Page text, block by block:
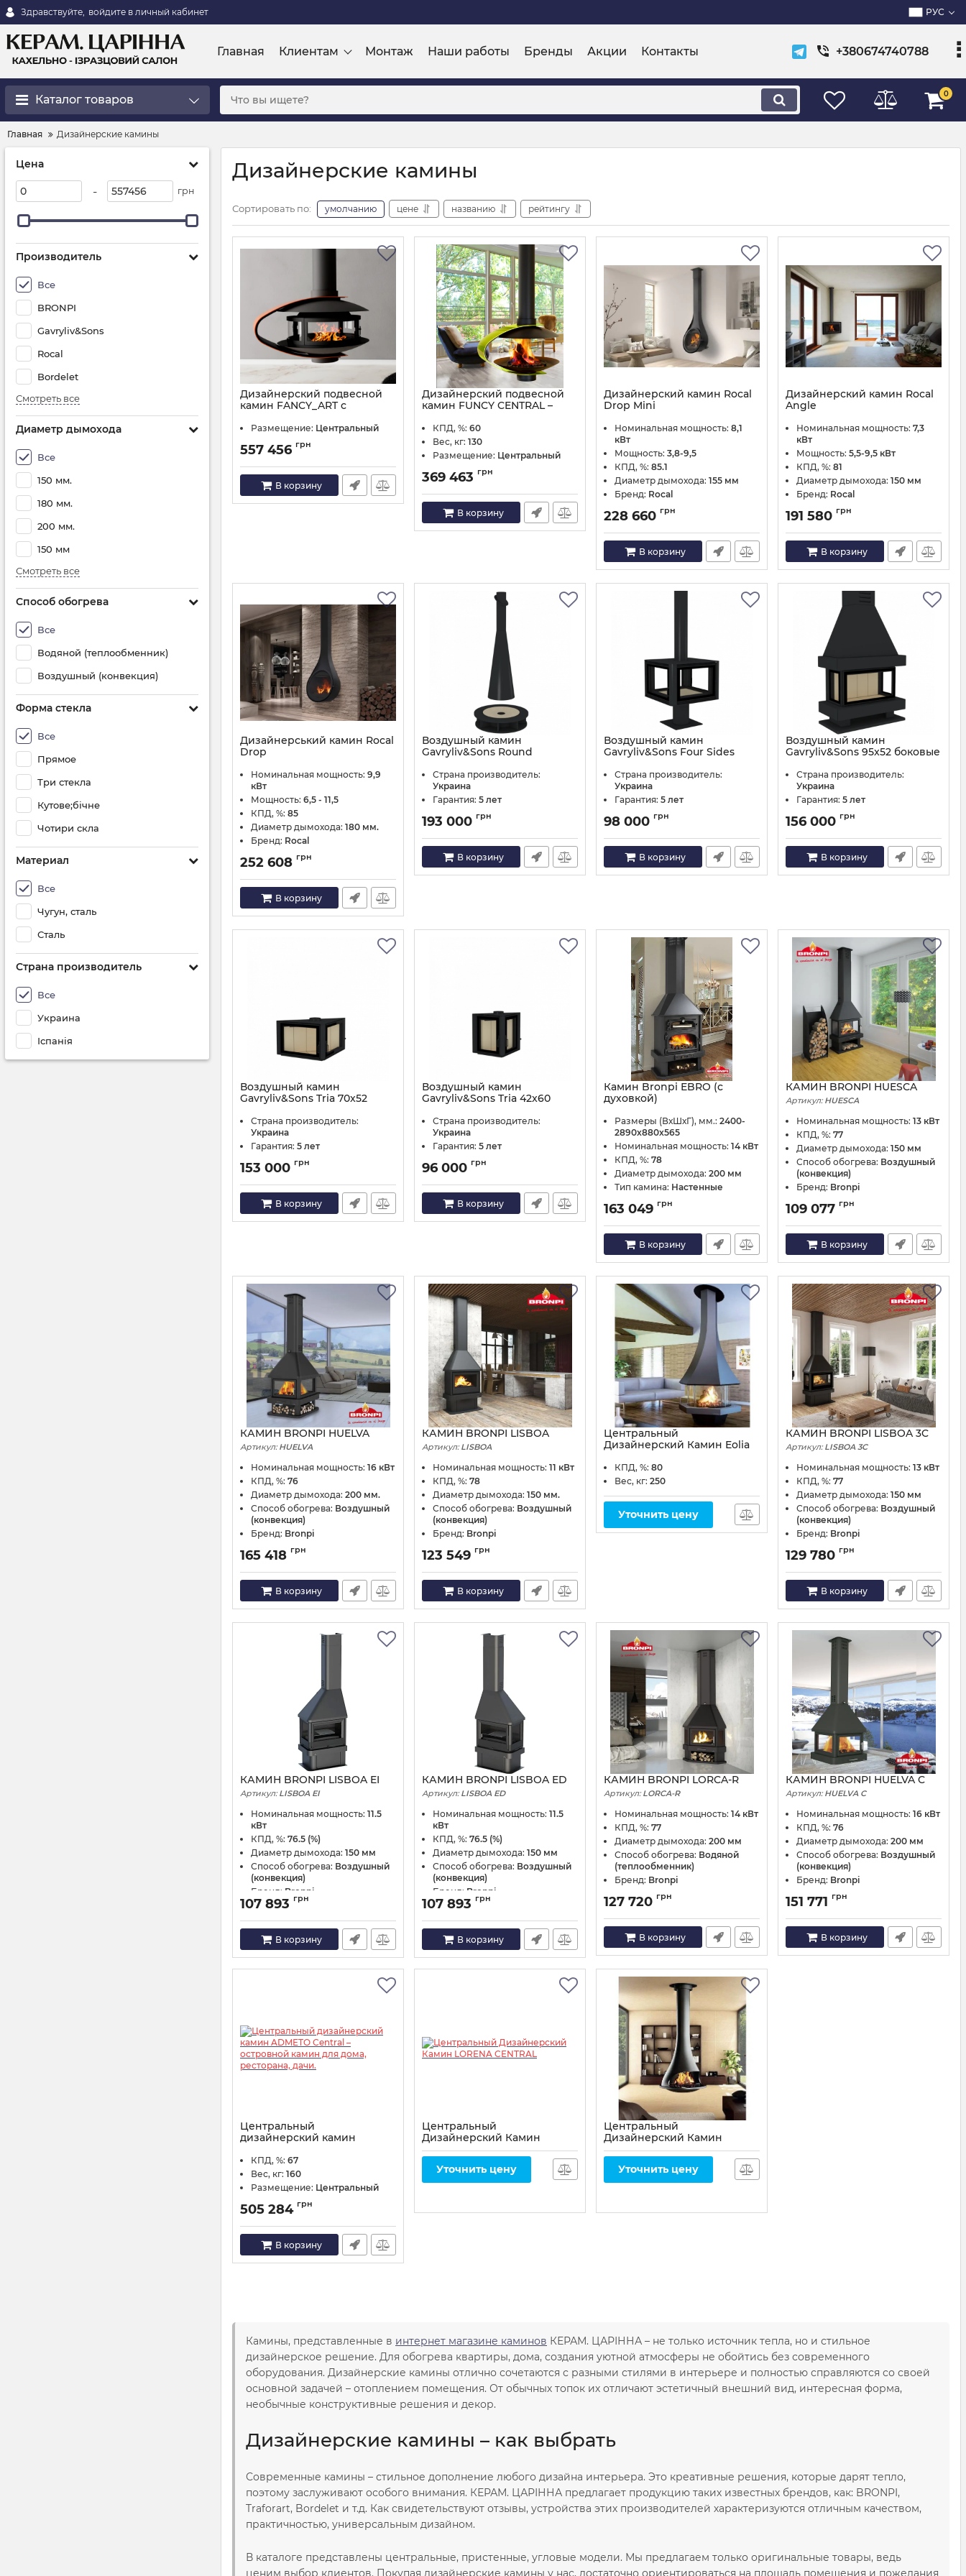
Здравствуйте, войдите в личный кабинет РУС
Главная Клиентам Монтаж Наши работы Бренды Акции Контакты +380674740788
Каталог товаров 0
Главная Дизайнерские камины
Цена
- грн
Производитель
Все
BRONPI
Gavryliv&Sons
Rocal
Bordelet
Смотреть все
Диаметр дымохода
Все
150 мм.
180 мм.
200 мм.
150 мм
Смотреть все
Способ обогрева
Все
Водяной (теплообменник)
Воздушный (конвекция)
Форма стекла
Все
Прямое
Три стекла
Кутове;бічне
Чотири скла
Материал
Все
Чугун, сталь
Сталь
Страна производитель
Все
Украина
Іспанія
Дизайнерские камины
Сортировать по: умолчанию цене названию рейтингу
Дизайнерский подвесной
камин FANCY_ART с
Артикул: Q-321/2000
Размещение: Центральный
557 456 грн
В корзину
Дизайнерский подвесной
камин FUNCY CENTRAL –
типа
Артикул: Q-320/2000
КПД, %: 60
Вес, кг: 130
Размещение: Центральный
369 463 грн
В корзину
Дизайнерский камин Rocal
Drop Mini
Номинальная мощность: 8,1
кВт
Мощность: 3,8-9,5
КПД, %: 85.1
Диаметр дымохода: 155 мм
Бренд: Rocal
228 660 грн
В корзину
Дизайнерский камин Rocal
Angle
Номинальная мощность: 7,3
кВт
Мощность: 5,5-9,5 кВт
КПД, %: 81
Диаметр дымохода: 150 мм
Бренд: Rocal
191 580 грн
В корзину
Дизайнерський камин Rocal
Drop
Номинальная мощность: 9,9
кВт
Мощность: 6,5 - 11,5
КПД, %: 85
Диаметр дымохода: 180 мм.
Бренд: Rocal
252 608 грн
В корзину
Воздушный камин
Gavryliv&Sons Round
Страна производитель:
Украина
Гарантия: 5 лет
193 000 грн
В корзину
Воздушный камин
Gavryliv&Sons Four Sides
Артикул: 70x52x4
Страна производитель:
Украина
Гарантия: 5 лет
98 000 грн
В корзину
Воздушный камин
Gavryliv&Sons 95x52 боковые
Артикул: 95x52+37x52
Страна производитель:
Украина
Гарантия: 5 лет
156 000 грн
В корзину
Воздушный камин
Gavryliv&Sons Tria 70x52
Страна производитель:
Украина
Гарантия: 5 лет
153 000 грн
В корзину
Воздушный камин
Gavryliv&Sons Tria 42x60
Страна производитель:
Украина
Гарантия: 5 лет
96 000 грн
В корзину
Камин Bronpi EBRO (с
духовкой)
Размеры (ВхШхГ), мм.: 2400-
2890х880х565
Номинальная мощность: 14 кВт
КПД, %: 78
Диаметр дымохода: 200 мм
Тип камина: Настенные
163 049 грн
В корзину
КАМИН BRONPI HUESCA
Артикул: HUESCA
Номинальная мощность: 13 кВт
КПД, %: 77
Диаметр дымохода: 150 мм
Способ обогрева: Воздушный
(конвекция)
Бренд: Bronpi
109 077 грн
В корзину
КАМИН BRONPI HUELVA
Артикул: HUELVA
Номинальная мощность: 16 кВт
КПД, %: 76
Диаметр дымохода: 200 мм.
Способ обогрева: Воздушный
(конвекция)
Бренд: Bronpi
165 418 грн
В корзину
КАМИН BRONPI LISBOA
Артикул: LISBOA
Номинальная мощность: 11 кВт
КПД, %: 78
Диаметр дымохода: 150 мм.
Способ обогрева: Воздушный
(конвекция)
Бренд: Bronpi
123 549 грн
В корзину
Центральный
Дизайнерский Камин Eolia
Артикул: 374-1
КПД, %: 80
Вес, кг: 250
Уточнить цену
КАМИН BRONPI LISBOA 3C
Артикул: LISBOA 3C
Номинальная мощность: 13 кВт
КПД, %: 77
Диаметр дымохода: 150 мм
Способ обогрева: Воздушный
(конвекция)
Бренд: Bronpi
129 780 грн
В корзину
КАМИН BRONPI LISBOA EI
Артикул: LISBOA EI
Номинальная мощность: 11.5
кВт
КПД, %: 76.5 (%)
Диаметр дымохода: 150 мм
Способ обогрева: Воздушный
(конвекция)
Бренд: Bronpi
107 893 грн
В корзину
КАМИН BRONPI LISBOA ED
Артикул: LISBOA ED
Номинальная мощность: 11.5
кВт
КПД, %: 76.5 (%)
Диаметр дымохода: 150 мм
Способ обогрева: Воздушный
(конвекция)
Бренд: Bronpi
107 893 грн
В корзину
КАМИН BRONPI LORCA-R
Артикул: LORCA-R
Номинальная мощность: 14 кВт
КПД, %: 77
Диаметр дымохода: 200 мм
Способ обогрева: Водяной
(теплообменник)
Бренд: Bronpi
127 720 грн
В корзину
КАМИН BRONPI HUELVA C
Артикул: HUELVA C
Номинальная мощность: 16 кВт
КПД, %: 76
Диаметр дымохода: 200 мм
Способ обогрева: Воздушный
(конвекция)
Бренд: Bronpi
151 771 грн
В корзину
Центральный
дизайнерский камин
камин для дома, ресторана,
дачи.
Артикул: K-182/4004
КПД, %: 67
Вес, кг: 160
Размещение: Центральный
505 284 грн
В корзину
Центральный
Дизайнерский Камин
LORENA CENTRAL
Уточнить цену
Центральный
Дизайнерский Камин
Tatiana centrale
Уточнить цену
Камины, представленные в интернет магазине каминов КЕРАМ. ЦАРІННА – не только источник тепла, но и стильное
дизайнерское решение. Для обогрева квартиры, дома, создания уютной атмосферы не обойтись без современного
оборудования. Дизайнерские камины отлично сочетаются с разными стилями в интерьере и полностью справляются со своей
основной задачей – отоплением помещения. От обычных топок их отличают эстетичный внешний вид, интересная форма,
необычные конструктивные решения и декор.
Дизайнерские камины – как выбрать
Современные камины – стильное дополнение любого дизайна интерьера. Это креативные решения, которые дарят тепло,
поэтому заслуживают особого внимания. КЕРАМ. ЦАРІННА предлагает продукцию таких известных брендов, как: BRONPI,
Traforart, Bordelet и т.д. Как свидетельствуют отзывы, устройства этих производителей характеризуются отличным качеством,
практичностью, универсальным дизайном.
В каталоге представлены центральные, пристенные, угловые модели. Мы предлагаем только оригинальные товары, ведь
ценим выбор клиентов. Покупая дизайнерские камины у нас, достаточно ориентироваться на площадь помещения и пожелания